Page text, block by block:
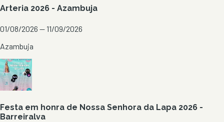
Arteria 2026 - Azambuja
01/08/2026 — 11/09/2026
Azambuja
Festa em honra de Nossa Senhora da Lapa 2026 -
Barreiralva